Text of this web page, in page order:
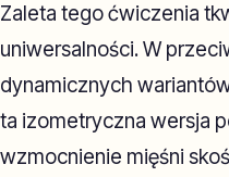
Zaleta tego ćwiczenia
uniwersalności. W
dynamicznych
ta izometryczna wersja
wzmocnienie mięśni